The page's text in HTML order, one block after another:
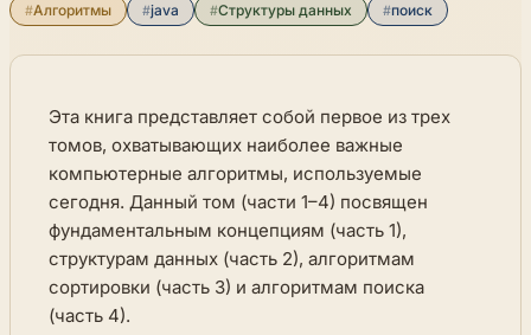
#Алгоритмы #java #Структуры данных #поиск
Эта книга представляет собой первое из трех
томов, охватывающих наиболее важные
компьютерные алгоритмы, используемые
сегодня. Данный том (части 1–4) посвящен
фундаментальным концепциям (часть 1),
структурам данных (часть 2), алгоритмам
сортировки (часть 3) и алгоритмам поиска
(часть 4).